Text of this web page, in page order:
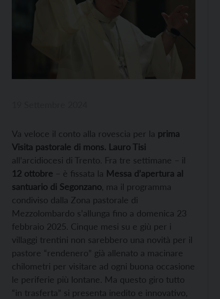
Va veloce il conto alla rovescia per la prima
Visita pastorale di mons. Lauro Tisi
all’arcidiocesi di Trento. Fra tre settimane – il
12 ottobre – è fissata la Messa d’apertura al
santuario di Segonzano, ma il programma
condiviso dalla Zona pastorale di
Mezzolombardo s’allunga fino a domenica 23
febbraio 2025. Cinque mesi su e giù per i
villaggi trentini non sarebbero una novità per il
pastore “rendenero” già allenato a macinare
chilometri per visitare ad ogni buona occasione
le periferie più lontane. Ma questo giro tutto
“in trasferta” si presenta inedito e innovativo,